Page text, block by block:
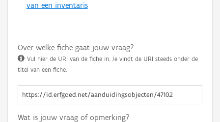
van een inventaris
Over welke fiche gaat jouw vraag?
Vul hier de URI van de fiche in. Je vindt de URI steeds onder de
titel van een fiche.
Wat is jouw vraag of opmerking?